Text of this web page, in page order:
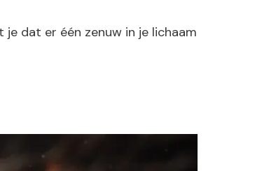
dat er één zenuw in je lichaam